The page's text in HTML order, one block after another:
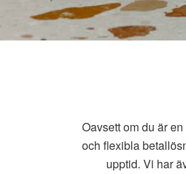
Oavsett om du är
och flexibla
upptid. Vi har